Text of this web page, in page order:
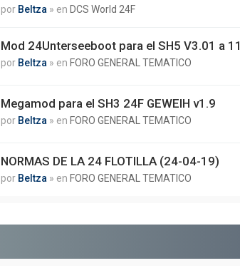
por Beltza » en DCS World 24F
Mod 24Unterseeboot para el SH5 V3.01 a
por Beltza » en FORO GENERAL TEMATICO
Megamod para el SH3 24F GEWEIH v1.9
por Beltza » en FORO GENERAL TEMATICO
NORMAS DE LA 24 FLOTILLA (24-04-19)
por Beltza » en FORO GENERAL TEMATICO